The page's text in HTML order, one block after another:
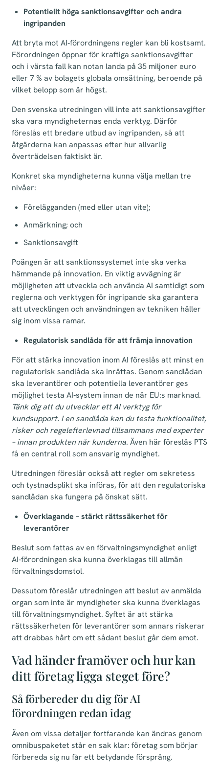
Potentiellt höga sanktionsavgifter och andra
ingripanden
Att bryta mot AI‑förordningens regler kan bli kostsamt.
Förordningen öppnar för kraftiga sanktionsavgifter
och i värsta fall kan notan landa på 35 miljoner euro
eller 7 % av bolagets globala omsättning, beroende på
vilket belopp som är högst.
Den svenska utredningen vill inte att sanktionsavgifter
ska vara myndigheternas enda verktyg. Därför
föreslås ett bredare utbud av ingripanden, så att
åtgärderna kan anpassas efter hur allvarlig
överträdelsen faktiskt är.
Konkret ska myndigheterna kunna välja mellan tre
nivåer:
Förelägganden (med eller utan vite);
Anmärkning; och
Sanktionsavgift
Poängen är att sanktionssystemet inte ska verka
hämmande på innovation. En viktig avvägning är
möjligheten att utveckla och använda AI samtidigt som
reglerna och verktygen för ingripande ska garantera
att utvecklingen och användningen av tekniken håller
sig inom vissa ramar.
Regulatorisk sandlåda för att främja innovation
För att stärka innovation inom AI föreslås att minst en
regulatorisk sandlåda ska inrättas. Genom sandlådan
ska leverantörer och potentiella leverantörer ges
möjlighet testa AI‑system innan de når EU:s marknad.
Tänk dig att du utvecklar ett AI verktyg för
kundsupport. I en sandlåda kan du testa funktionalitet,
risker och regelefterlevnad tillsammans med experter
– innan produkten når kunderna. Även här föreslås PTS
få en central roll som ansvarig myndighet.
Utredningen föreslår också att regler om sekretess
och tystnadsplikt ska införas, för att den regulatoriska
sandlådan ska fungera på önskat sätt.
Överklagande – stärkt rättssäkerhet för
leverantörer
Beslut som fattas av en förvaltningsmyndighet enligt
AI‑förordningen ska kunna överklagas till allmän
förvaltningsdomstol.
Dessutom föreslår utredningen att beslut av anmälda
organ som inte är myndigheter ska kunna överklagas
till förvaltningsmyndighet. Syftet är att stärka
rättssäkerheten för leverantörer som annars riskerar
att drabbas hårt om ett sådant beslut går dem emot.
Vad händer framöver och hur kan
ditt företag ligga steget före?
Så förbereder du dig för AI
förordningen redan idag
Även om vissa detaljer fortfarande kan ändras genom
omnibuspaketet står en sak klar: företag som börjar
förbereda sig nu får ett betydande försprång.